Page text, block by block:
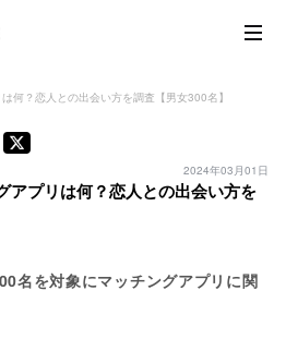
何？恋人との出会い方を調査【男女300名】
2024年03月01日
アプリは何？恋人との出会い方を
名を対象にマッチングアプリに関